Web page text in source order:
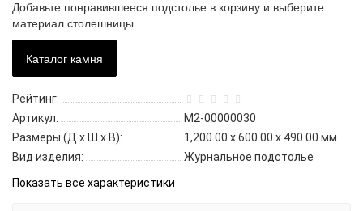
Добавьте понравившееся подстолье в корзину и выберите
материал столешницы
Каталог камня
Рейтинг:
Артикул:
М2-00000030
Размеры (Д x Ш x В):
1,200.00 x 600.00 x 490.00 мм
Вид изделия:
Журнальное подстолье
Показать все характеристики